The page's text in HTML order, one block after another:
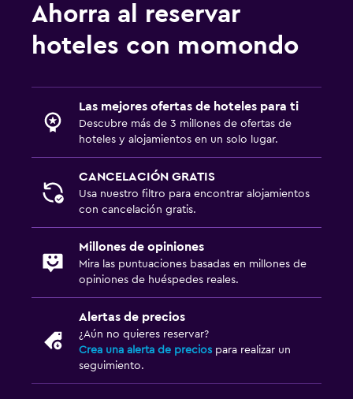
Ahorra al reservar
hoteles con momondo
Las mejores ofertas de hoteles para ti
Descubre más de 3 millones de ofertas de
hoteles y alojamientos en un solo lugar.
CANCELACIÓN GRATIS
Usa nuestro filtro para encontrar alojamientos
con cancelación gratis.
Millones de opiniones
Mira las puntuaciones basadas en millones de
opiniones de huéspedes reales.
Alertas de precios
¿Aún no quieres reservar?
Crea una alerta de precios para realizar un
seguimiento.